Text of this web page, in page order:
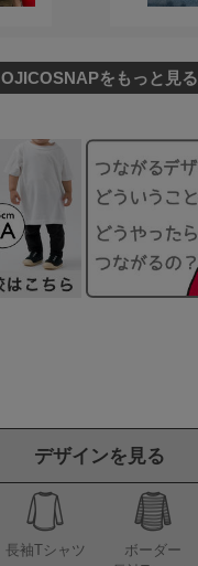
OJICOSNAPをもっと見る
デザインを見る
長袖Tシャツ
ボーダー